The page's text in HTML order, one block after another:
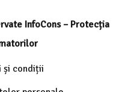
InfoCons – Protecția
și condiții